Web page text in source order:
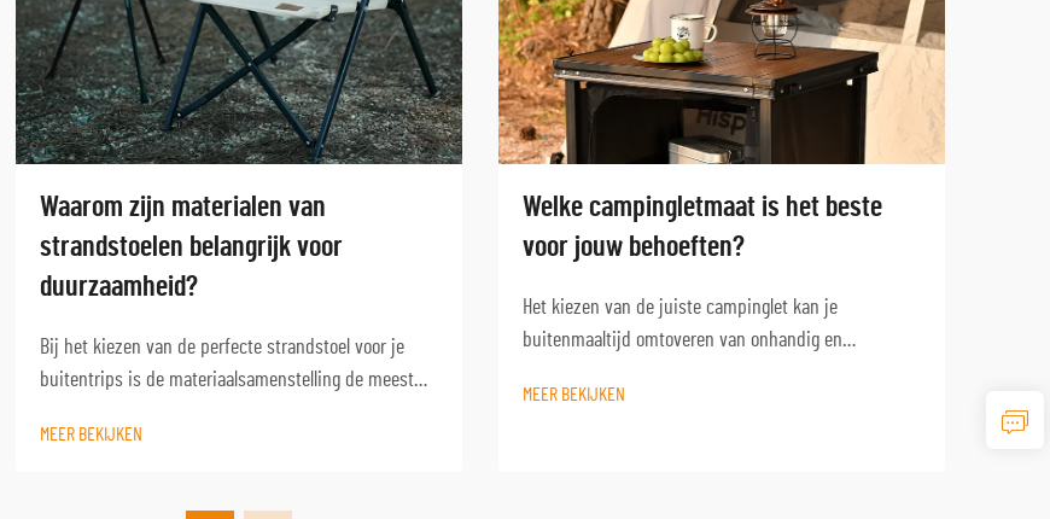
Waarom zijn materialen van
strandstoelen belangrijk voor
duurzaamheid?
Bij het kiezen van de perfecte strandstoel voor je
buitentrips is de materiaalsamenstelling de meest
en prestaties. De zware kustomgeving brengt unieke
MEER BEKIJKEN
Welke campingletmaat is het beste
voor jouw behoeften?
Het kiezen van de juiste campinglet kan je
buitenmaaltijd omtoveren van onhandig en
een weekendje kampeert met het gezin of alleen op
MEER BEKIJKEN
tocht
je